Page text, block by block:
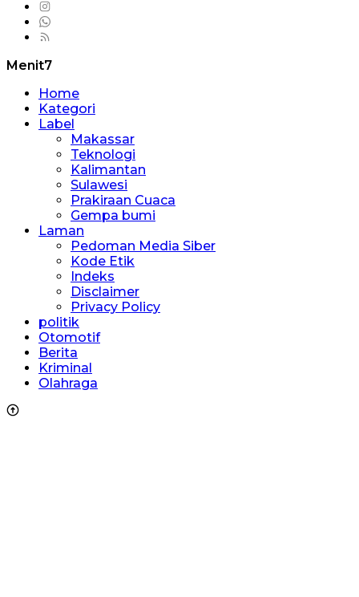
Menit7
Home
Kategori
Label
Makassar
Teknologi
Kalimantan
Sulawesi
Prakiraan Cuaca
Gempa bumi
Laman
Pedoman Media Siber
Kode Etik
Indeks
Disclaimer
Privacy Policy
politik
Otomotif
Berita
Kriminal
Olahraga